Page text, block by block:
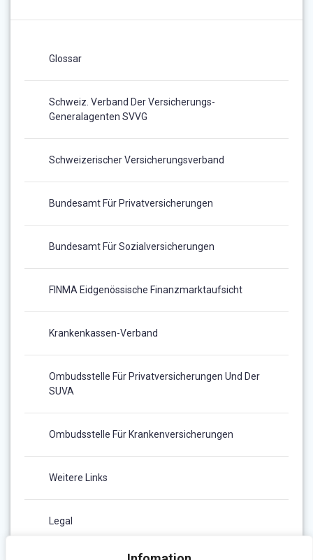
Glossar
Schweiz. Verband Der Versicherungs-
Generalagenten SVVG
Schweizerischer Versicherungsverband
Bundesamt Für Privatversicherungen
Bundesamt Für Sozialversicherungen
FINMA Eidgenössische Finanzmarktaufsicht
Krankenkassen-Verband
Ombudsstelle Für Privatversicherungen Und Der
SUVA
Ombudsstelle Für Krankenversicherungen
Weitere Links
Legal